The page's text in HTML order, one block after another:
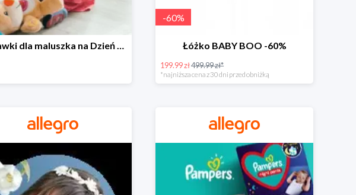
Zabawki dla maluszka na Dzień Dziecka na Allegro do -60%
-60%
Łóżko BABY BOO -60%
199.99 zł499.99 zł*
*najniższa cena z 30 dni przed obniżką